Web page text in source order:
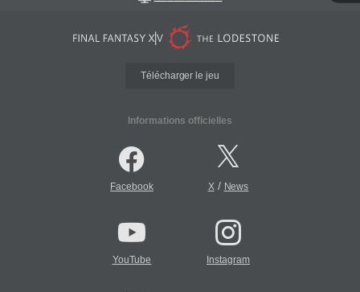
Télécharger le jeu
Informations officielles
Facebook X/ News
YouTube Instagram